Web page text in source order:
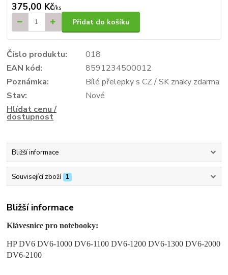
375,00 Kč/ks
Přidat do košíku
Číslo produktu:
018
EAN kód:
8591234500012
Poznámka:
Bílé přelepky s CZ / SK znaky zdarma
Stav:
Nové
Hlídat cenu /
dostupnost
Bližší informace
Související zboží 1
Bližší informace
Klávesnice pro notebooky:
HP DV6 DV6-1000 DV6-1100 DV6-1200 DV6-1300 DV6-2000
DV6-2100